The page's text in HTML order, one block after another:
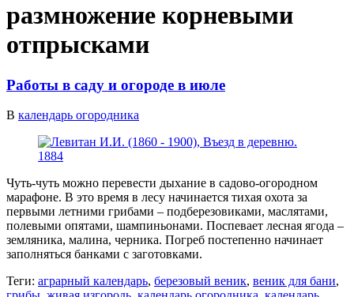
размножение корневыми
отпрысками
Работы в саду и огороде в июле
В календарь огородника
Чуть-чуть можно перевести дыхание в садово-огородном
марафоне. В это время в лесу начинается тихая охота за
первыми летними грибами – подберезовиками, маслятами,
полевыми опятами, шампиньонами. Поспевает лесная ягода –
земляника, малина, черника. Погреб постепенно начинает
заполняться банками с заготовками.
Теги: аграрный календарь, березовый веник, веник для бани,